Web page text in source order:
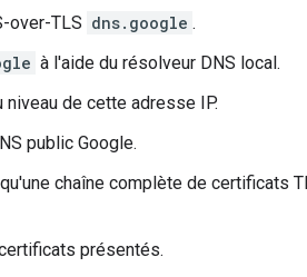
over-TLS dns.google .
à l'aide du résolveur DNS local.
niveau de cette adresse IP.
public Google.
chaîne complète de certificats
présentés.